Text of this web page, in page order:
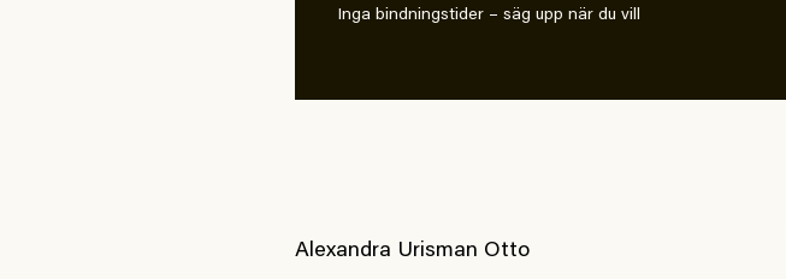
Inga bindningstider – säg upp när du vill
Alexandra Urisman Otto